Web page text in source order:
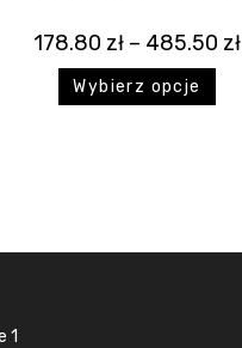
178.80 zł – 485.50 zł
Wybierz opcje
1